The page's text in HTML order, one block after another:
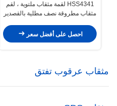
HSS4341 لقمة مثقاب ملتوية ، لقم
مثقاب مطروقة نصف مطلية بالقصدير
احصل على أفضل سعر
مثقاب عرقوب تفتق